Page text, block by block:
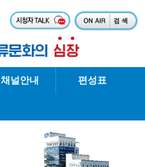
채널안내 편성표